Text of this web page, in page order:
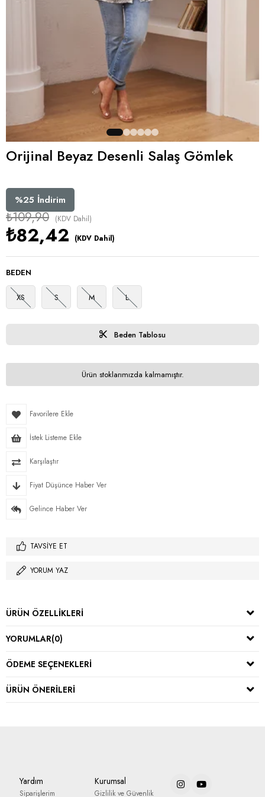
Orijinal Beyaz Desenli Salaş Gömlek
%25 İndirim
₺109,90 (KDV Dahil)
₺82,42 (KDV Dahil)
BEDEN
XS S M L
Beden Tablosu
Ürün stoklarımızda kalmamıştır.
Favorilere Ekle
İstek Listeme Ekle
Karşılaştır
Fiyat Düşünce Haber Ver
Gelince Haber Ver
TAVSIYE ET
YORUM YAZ
ÜRÜN ÖZELLIKLERI
YORUMLAR(0)
ÖDEME SEÇENEKLERI
ÜRÜN ÖNERILERI
Yardım
Siparişlerim
Kurumsal
Gizlilik ve Güvenlik